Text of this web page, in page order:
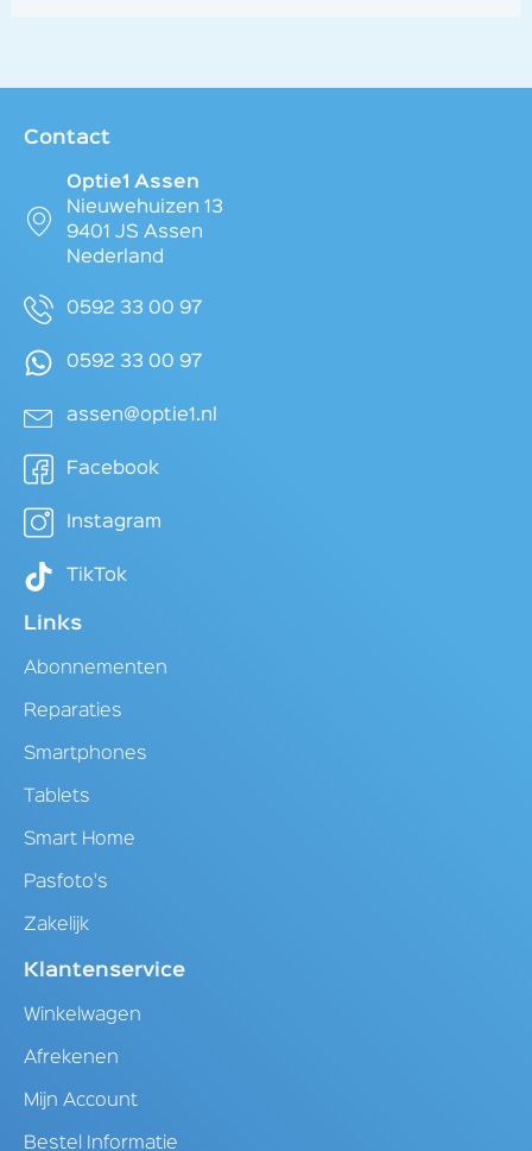
Contact
Optie1 Assen
Nieuwehuizen 13
9401 JS Assen
Nederland
0592 33 00 97
0592 33 00 97
assen@optie1.nl
Facebook
Instagram
TikTok
Links
Abonnementen
Reparaties
Smartphones
Tablets
Smart Home
Pasfoto's
Zakelijk
Klantenservice
Winkelwagen
Afrekenen
Mijn Account
Bestel Informatie